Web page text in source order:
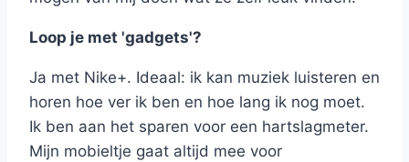
Loop je met 'gadgets'?
Ja met Nike+. Ideaal: ik kan muziek luisteren en
horen hoe ver ik ben en hoe lang ik nog moet.
Ik ben aan het sparen voor een hartslagmeter.
Mijn mobieltje gaat altijd mee voor